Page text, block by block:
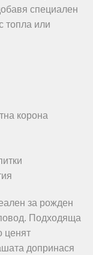
специален
топла или
корона
за рожден
Подходяща
ценят
допринася